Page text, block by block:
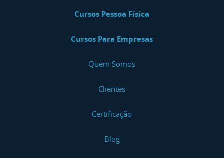
Cursos Pessoa Física
Cursos Para Empresas
Quem Somos
Clientes
Certificação
Blog